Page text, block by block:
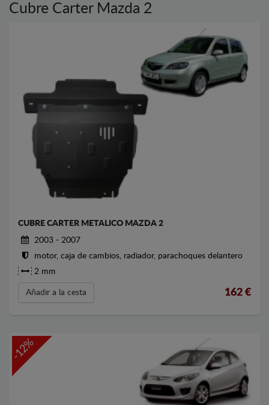
Cubre Carter Mazda 2
CUBRE CARTER METALICO MAZDA 2
2003 - 2007
motor, caja de cambios, radiador, parachoques delantero
2 mm
Añadir a la cesta 162 €
-12%